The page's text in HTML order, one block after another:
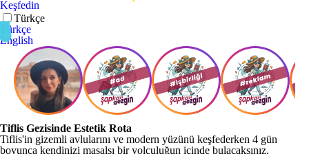
Keşfedin
Türkçe
Türkçe
English
Tiflis Gezisinde Estetik Rota
Tiflis'in gizemli avlularını ve modern yüzünü keşfederken 4 gün
boyunca kendinizi masalsı bir yolculuğun içinde bulacaksınız.